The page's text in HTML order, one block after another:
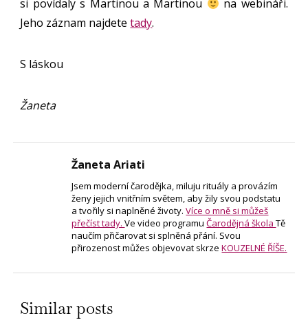
si povídaly s Martinou a Martinou
na webináři.
Jeho záznam najdetetady.
S láskou
Žaneta
Žaneta Ariati
Jsem moderní čarodějka, miluju rituály a provázím
ženy jejich vnitřním světem, aby žily svou podstatu
a tvořily si naplněné životy.Více o mně si můžeš
přečíst tady.Ve video programuČarodějná školaTě
naučím přičarovat si splněná přání. Svou
přirozenost můžes objevovat skrzeKOUZELNÉ ŘÍŠE.
Similar posts